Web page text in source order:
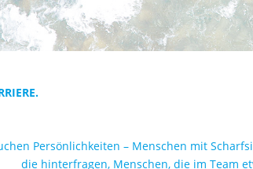
Persönlichkeiten – Menschen mit
die hinterfragen, Menschen, die im Team